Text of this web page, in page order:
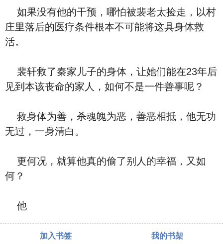
如果没有他的干预，哪怕被裴老太捡走，以村
庄里落后的医疗条件根本不可能将这具身体救
活。
裴轩救了秦家儿子的身体，让她们能在23年后
见到本该丧命的家人，如何不是一件善事呢？
救身体为善，杀魂魄为恶，善恶相抵，他无功
无过，一身清白。
更何况，就算他真的偷了别人的幸福，又如
何？
他
加入书签 我的书架